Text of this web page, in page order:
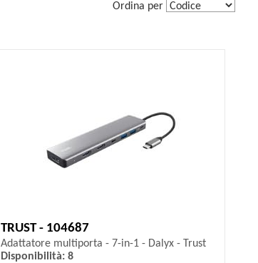
Ordina per
TRUST - 104687
Adattatore multiporta - 7-in-1 - Dalyx - Trust
Disponibilità: 8